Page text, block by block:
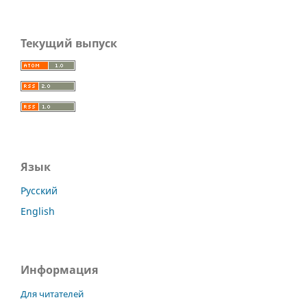
Текущий выпуск
Язык
Русский
English
Информация
Для читателей